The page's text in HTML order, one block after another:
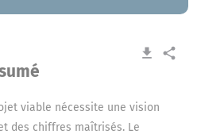
get_app share
viable nécessite une vision
des chiffres maîtrisés. Le